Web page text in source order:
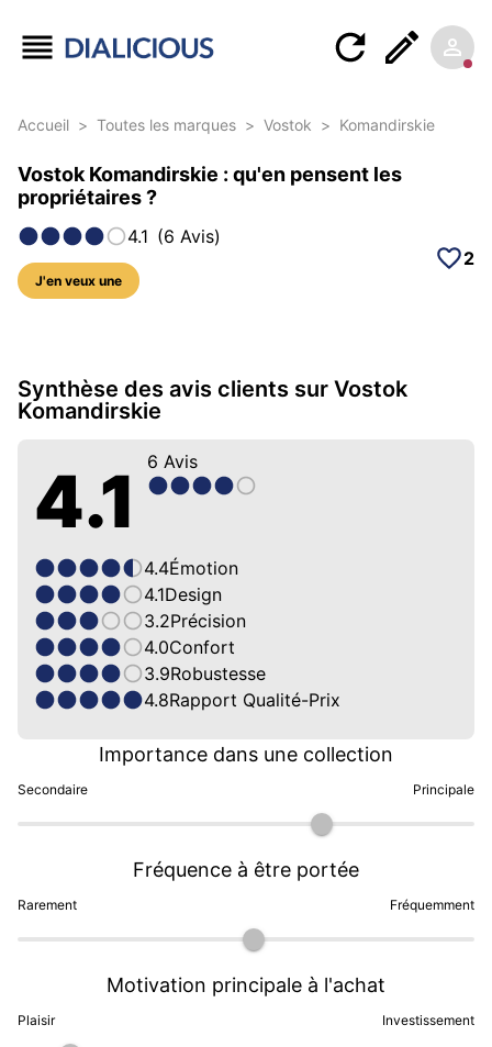
Accueil > Toutes les marques > Vostok > Komandirskie
Vostok Komandirskie : qu'en pensent les
propriétaires ?
4.1 (6 Avis)
J'en veux une
2
44 photos sur ce modèle
Synthèse des avis clients sur Vostok
Komandirskie
4.1 6 Avis
4.4Émotion
4.1Design
3.2Précision
4.0Confort
3.9Robustesse
4.8Rapport Qualité-Prix
Secondaire
Importance dans une collection
Principale
Rarement
Fréquence à être portée
Fréquemment
Plaisir
Motivation principale à l'achat
Investissement